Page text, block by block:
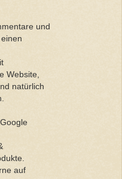
und
Website,
natürlich
auf